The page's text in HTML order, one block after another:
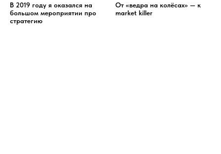
В 2019 году я оказался на
большом мероприятии про
стратегию
От «ведра на колёсах» — к
market killer